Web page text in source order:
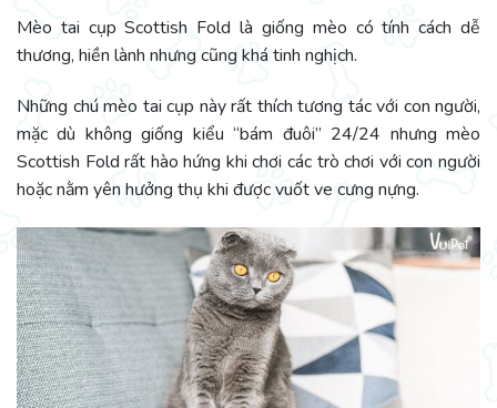
Mèo tai cụp Scottish Fold là giống mèo có tính cách dễ
thương, hiền lành nhưng cũng khá tinh nghịch.
Những chú mèo tai cụp này rất thích tương tác với con người,
mặc dù không giống kiểu “bám đuôi” 24/24 nhưng mèo
Scottish Fold rất hào hứng khi chơi các trò chơi với con người
hoặc nằm yên hưởng thụ khi được vuốt ve cưng nựng.